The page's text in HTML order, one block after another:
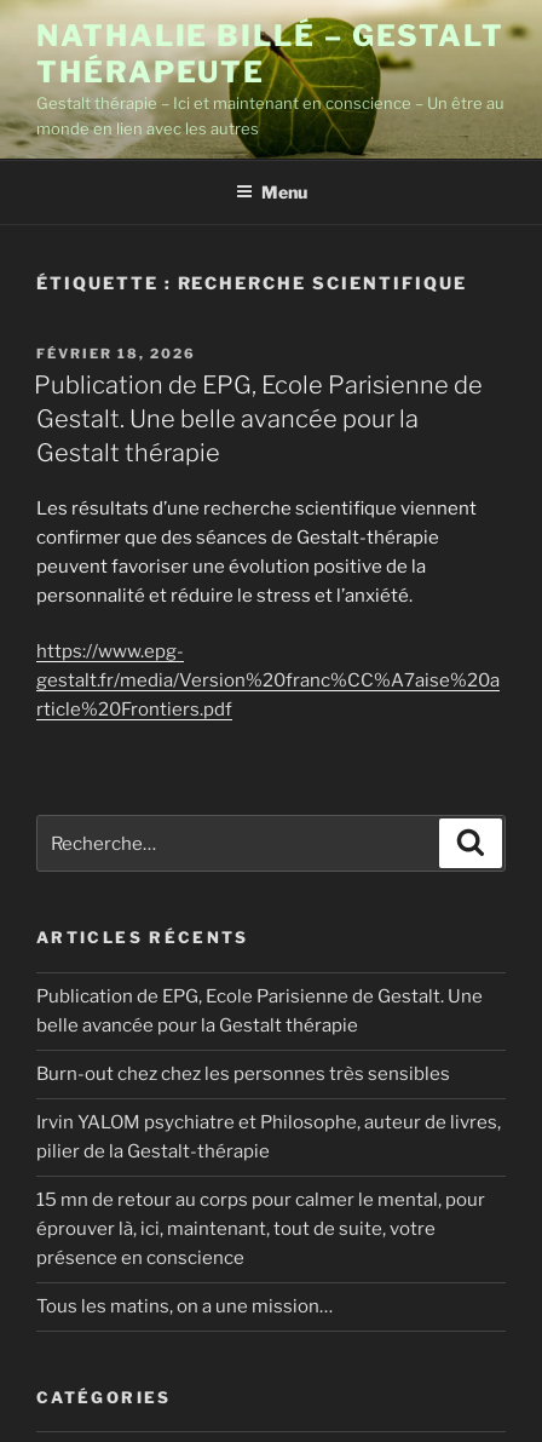
Aller
contenu
principal
NATHALIE BILLÉ – GESTALT
THÉRAPEUTE
Gestalt thérapie – Ici et maintenant en conscience – Un être au
monde en lien avec les autres
Menu
ÉTIQUETTE : RECHERCHE SCIENTIFIQUE
PUBLIÉ
LE
FÉVRIER 18, 2026
Publication de EPG, Ecole Parisienne de
Gestalt. Une belle avancée pour la
Gestalt thérapie
Les résultats d’une recherche scientifique viennent
confirmer que des séances de Gestalt-thérapie
peuvent favoriser une évolution positive de la
personnalité et réduire le stress et l’anxiété.
https://www.epg-
gestalt.fr/media/Version%20franc%CC%A7aise%20a
rticle%20Frontiers.pdf
ARTICLES RÉCENTS
Publication de EPG, Ecole Parisienne de Gestalt. Une
belle avancée pour la Gestalt thérapie
Burn-out chez chez les personnes très sensibles
Irvin YALOM psychiatre et Philosophe, auteur de livres,
pilier de la Gestalt-thérapie
15 mn de retour au corps pour calmer le mental, pour
éprouver là, ici, maintenant, tout de suite, votre
présence en conscience
Tous les matins, on a une mission…
CATÉGORIES